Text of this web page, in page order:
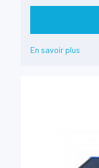
En savoir plus